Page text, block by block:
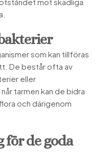
som kan tillföras
De består ofta av
eller
tarmen kan de bidra
och därigenom
för de goda